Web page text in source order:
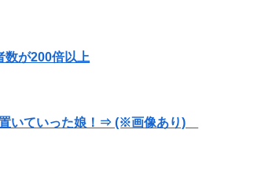
数が200倍以上
置いていった娘！⇒ (※画像あり)